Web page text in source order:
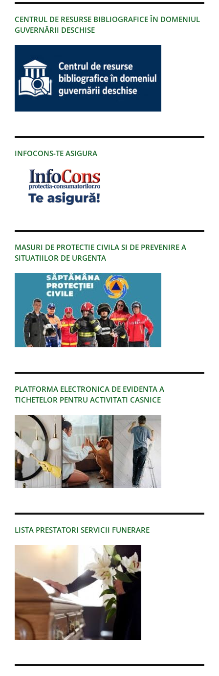
CENTRUL DE RESURSE BIBLIOGRAFICE ÎN DOMENIUL
GUVERNĂRII DESCHISE
INFOCONS-TE ASIGURA
MASURI DE PROTECTIE CIVILA SI DE PREVENIRE A
SITUATIILOR DE URGENTA
PLATFORMA ELECTRONICA DE EVIDENTA A
TICHETELOR PENTRU ACTIVITATI CASNICE
LISTA PRESTATORI SERVICII FUNERARE